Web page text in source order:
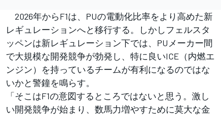
2026年からF1は、PUの電動化比率をより高めた新
レギュレーションへと移行する。しかしフェルスタ
ッペンは新レギュレーション下では、PUメーカー間
で大規模な開発競争が勃発し、特に良いICE（内燃エ
ンジン）を持っているチームが有利になるのではな
いかと警鐘を鳴らす。
「そこはF1の意図するところではないと思う。激し
い開発競争が始まり、数馬力増やすために莫大な金